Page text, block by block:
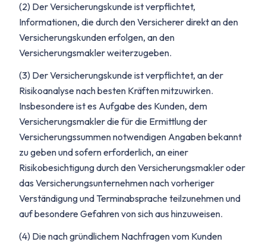
(2) Der Versicherungskunde ist verpflichtet,
Informationen, die durch den Versicherer direkt an den
Versicherungskunden erfolgen, an den
Versicherungsmakler weiterzugeben.
(3) Der Versicherungskunde ist verpflichtet, an der
Risikoanalyse nach besten Kräften mitzuwirken.
Insbesondere ist es Aufgabe des Kunden, dem
Versicherungsmakler die für die Ermittlung der
Versicherungssummen notwendigen Angaben bekannt
zu geben und sofern erforderlich, an einer
Risikobesichtigung durch den Versicherungsmakler oder
das Versicherungsunternehmen nach vorheriger
Verständigung und Terminabsprache teilzunehmen und
auf besondere Gefahren von sich aus hinzuweisen.
(4) Die nach gründlichem Nachfragen vom Kunden